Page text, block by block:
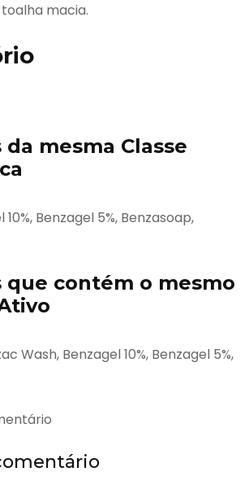
macia.
da mesma Classe
Benzagel 5%, Benzasoap,
que contém o mesmo
Wash, Benzagel 10%, Benzagel 5%,